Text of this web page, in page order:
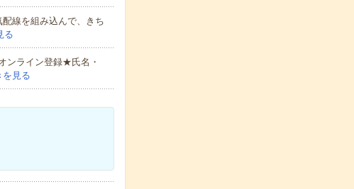
線を組み込んで、きち
る
ンライン登録★氏名・
を見る